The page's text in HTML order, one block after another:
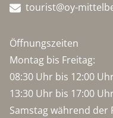
tourist@oy-
Öffnungszeiten
Montag bis Freitag:
08:30 Uhr bis 12:00
13:30 Uhr bis 17:00
Samstag während der